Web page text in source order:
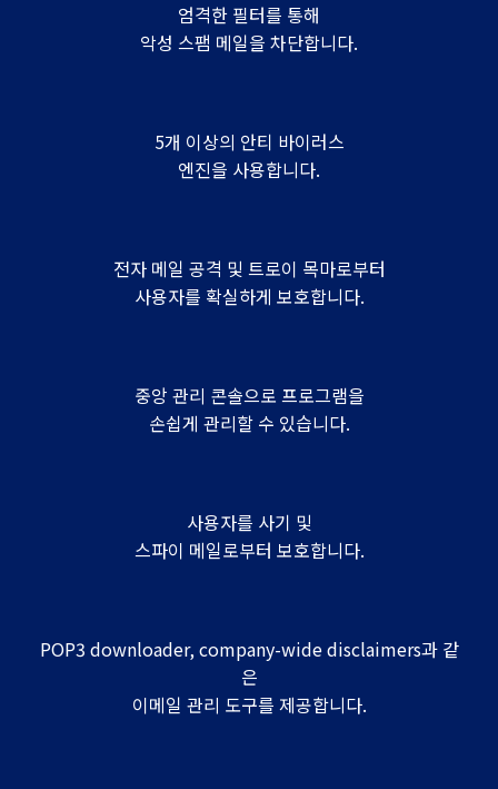
엄격한 필터를 통해
악성 스팸 메일을 차단합니다.
5개 이상의 안티 바이러스
엔진을 사용합니다.
전자 메일 공격 및 트로이 목마로부터
사용자를 확실하게 보호합니다.
중앙 관리 콘솔으로 프로그램을
손쉽게 관리할 수 있습니다.
사용자를 사기 및
스파이 메일로부터 보호합니다.
POP3 downloader, company-wide disclaimers과 같
은
이메일 관리 도구를 제공합니다.